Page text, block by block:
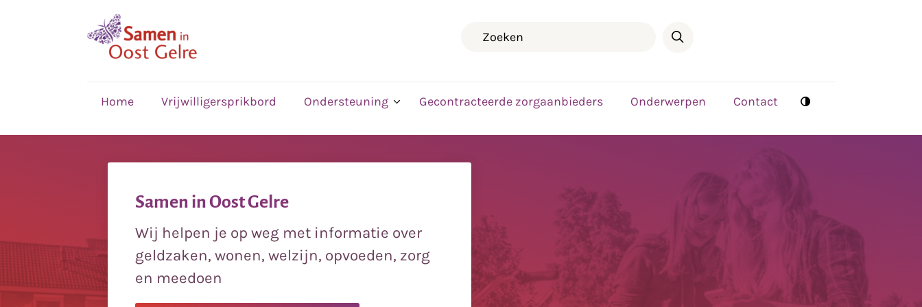
Home Vrijwilligersprikbord Ondersteuning Gecontracteerde zorgaanbieders Onderwerpen Contact
Samen in Oost Gelre
Wij helpen je op weg met informatie over
geldzaken, wonen, welzijn, opvoeden, zorg
en meedoen